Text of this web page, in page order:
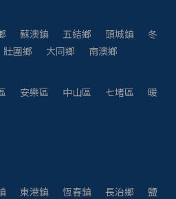
蘇澳鎮 五結鄉 頭城鎮
冬
壯圍鄉 大同鄉
南澳鄉
安樂區 中山區 七堵區
暖
東港鎮 恆春鎮 長治鄉
鹽